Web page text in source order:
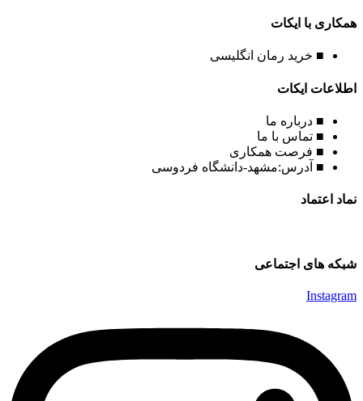
همکاری با ایکات
■ خرید رمان انگلیسی
اطلاعات ایکات
■ درباره ما
■ تماس با ما
■ فرصت همکاری
■ آدرس:مشهد-دانشگاه فردوسی
نماد اعتماد
شبکه های اجتماعی
Instagram